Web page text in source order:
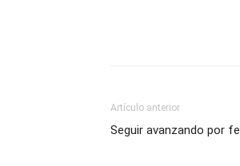
Artículo anterior
Seguir avanzando por fe